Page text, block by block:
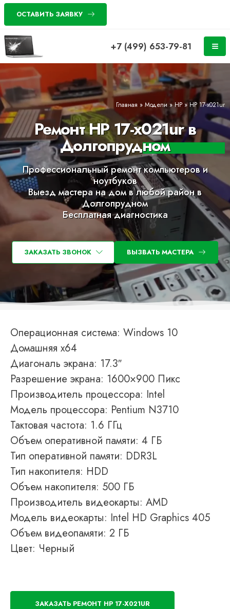
ОСТАВИТЬ ЗАЯВКУ
+7 (499) 653-79-81
Главная » Модели »HP » HP 17-x021ur
Ремонт HP 17-x021ur в
Долгопрудном
Профессиональный ремонт компьютеров и
ноутбуков
Выезд мастера на дом в любой район в
Долгопрудном
Бесплатная диагностика
ЗАКАЗАТЬ ЗВОНОК ВЫЗВАТЬ МАСТЕРА
Операционная система: Windows 10
Домашняя x64
Диагональ экрана: 17.3″
Разрешение экрана: 1600×900 Пикс
Производитель процессора: Intel
Модель процессора: Pentium N3710
Тактовая частота: 1.6 ГГц
Объем оперативной памяти: 4 ГБ
Тип оперативной памяти: DDR3L
Тип накопителя: HDD
Объем накопителя: 500 ГБ
Производитель видеокарты: AMD
Модель видеокарты: Intel HD Graphics 405
Объем видеопамяти: 2 ГБ
Цвет: Черный
ЗАКАЗАТЬ РЕМОНТ HP 17-X021UR